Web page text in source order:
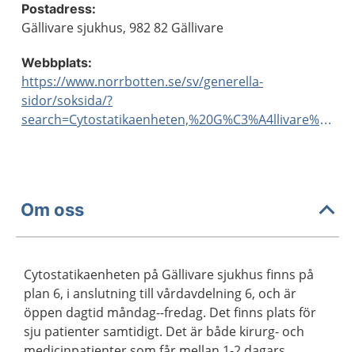
Postadress:
Gällivare sjukhus, 982 82 Gällivare
Webbplats:
https://www.norrbotten.se/sv/generella-
sidor/soksida/?
search=Cytostatikaenheten,%20G%C3%A4llivare%20sjukhus
Om oss
Cytostatikaenheten på Gällivare sjukhus finns på
plan 6, i anslutning till vårdavdelning 6, och är
öppen dagtid måndag--fredag. Det finns plats för
sju patienter samtidigt. Det är både kirurg- och